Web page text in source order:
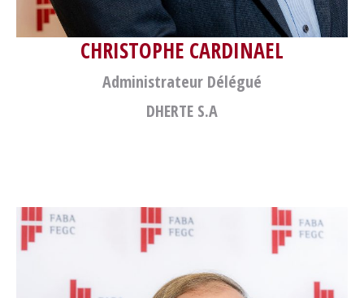
CHRISTOPHE CARDINAEL
Administrateur Délégué
DHERTE S.A